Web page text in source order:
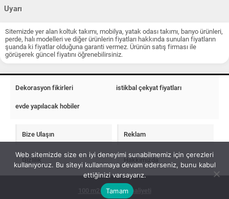
Uyarı
Sitemizde yer alan koltuk takımı, mobilya, yatak odası takımı, banyo ürünleri,
perde, halı modelleri ve diğer ürünlerin fiyatları hakkında sunulan fiyatların
şuanda ki fiyatlar olduğuna garanti vermez. Ürünün satış firması ile
görüşerek güncel fiyatını öğrenebilirsiniz.
Dekorasyon fikirleri istikbal çekyat fiyatları
evde yapılacak hobiler
Bize Ulaşın Reklam
Gizlilik Hakkımızda
100 m2 ev insaat maliyeti
Web sitemizde size en iyi deneyimi sunabilmemiz için çerezleri
kullanıyoruz. Bu siteyi kullanmaya devam ederseniz, bunu kabul
ettiğinizi varsayarız.
Tamam